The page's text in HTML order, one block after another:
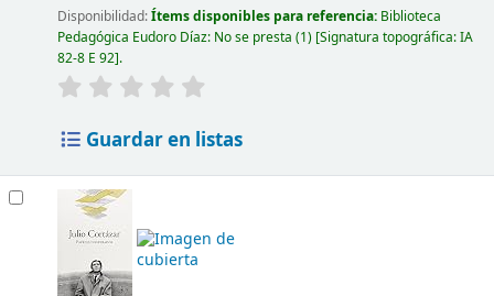
Disponibilidad:Ítems disponibles para referencia: Biblioteca
Pedagógica Eudoro Díaz: No se presta (1) Signatura topográfica:IA
82-8 E 92 .
Guardar en listas